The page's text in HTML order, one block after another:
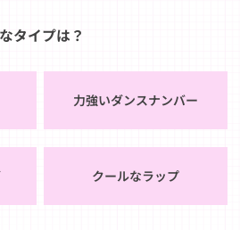
タイプは？
力強いダンスナンバー
クールなラップ